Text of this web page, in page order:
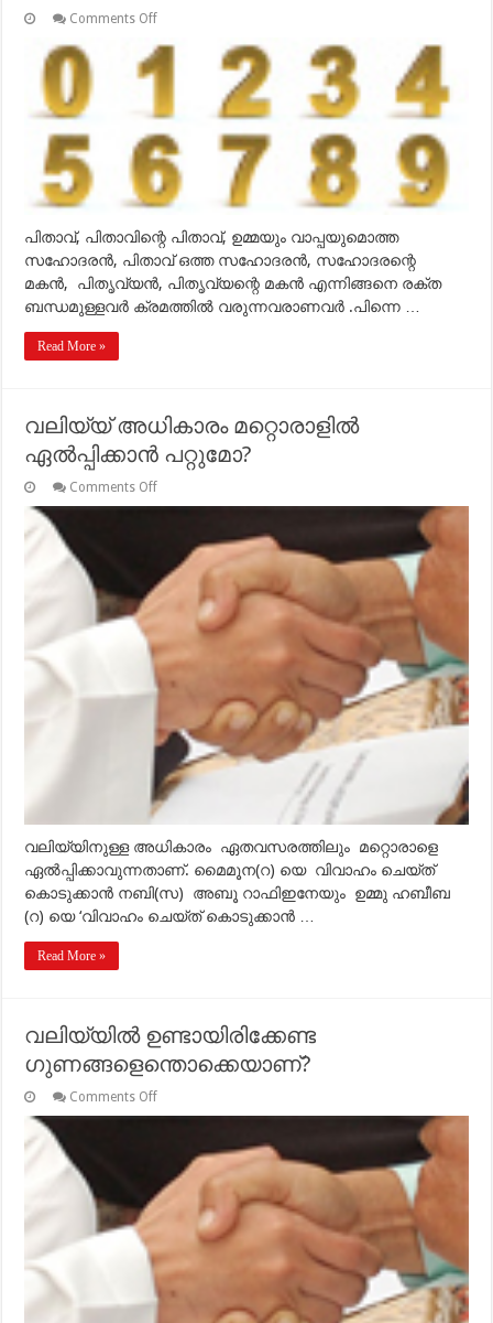
Comments Offon
ആരെല്ലാമാണ്.
അവര്‍ക്കിടയിലെ
മുന്‍ഗണനക്രമം
എങ്ങിനെയാണ്?
പിതാവ്, പിതാവിന്റെ പിതാവ്, ഉമ്മയും വാപ്പയുമൊത്ത
സഹോദരന്‍, പിതാവ് ഒത്ത സഹോദരന്‍, സഹോദരന്റെ
മകന്‍, പിതൃവ്യന്‍, പിതൃവ്യന്റെ മകന്‍ എന്നിങ്ങനെ രക്ത
ബന്ധമുള്ളവര്‍ ക്രമത്തില്‍ വരുന്നവരാണവര്‍ .പിന്നെ …
Read More »
വലിയ്യ് അധികാരം മറ്റൊരാളില്‍
ഏല്‍പ്പിക്കാന്‍ പറ്റുമോ?
Comments Offon
ഏല്‍പ്പിക്കാന്‍
പറ്റുമോ?
വലിയ്യിനുള്ള അധികാരം ഏതവസരത്തിലും മറ്റൊരാളെ
ഏല്‍പ്പിക്കാവുന്നതാണ്. മൈമൂന(റ) യെ വിവാഹം ചെയ്ത്
കൊടുക്കാന്‍ നബി(സ) അബൂ റാഫിഇനേയും ഉമ്മു ഹബീബ
(റ) യെ ‘വിവാഹം ചെയ്ത് കൊടുക്കാന്‍ …
Read More »
വലിയ്യില്‍ ഉണ്ടായിരിക്കേണ്ട
ഗുണങ്ങളെന്തൊക്കെയാണ്?
Comments Offon
ഗുണങ്ങളെന്തൊക്കെയാണ്?